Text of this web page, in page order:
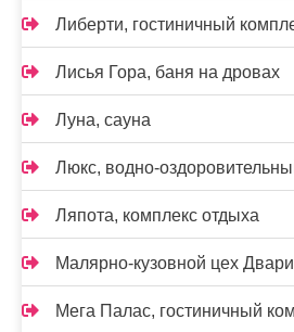
Либерти, гостиничный
Лисья Гора, баня на дровах
Луна, сауна
Люкс, водно-
Ляпота, комплекс отдыха
Малярно-кузовной цех
Мега Палас, гостиничный